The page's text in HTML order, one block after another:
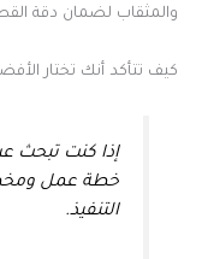
والمثقاب لضمان دقة
كيف تتأكد أنك تختار
إذا كنت تبحث
خطة عمل
التنفيذ.